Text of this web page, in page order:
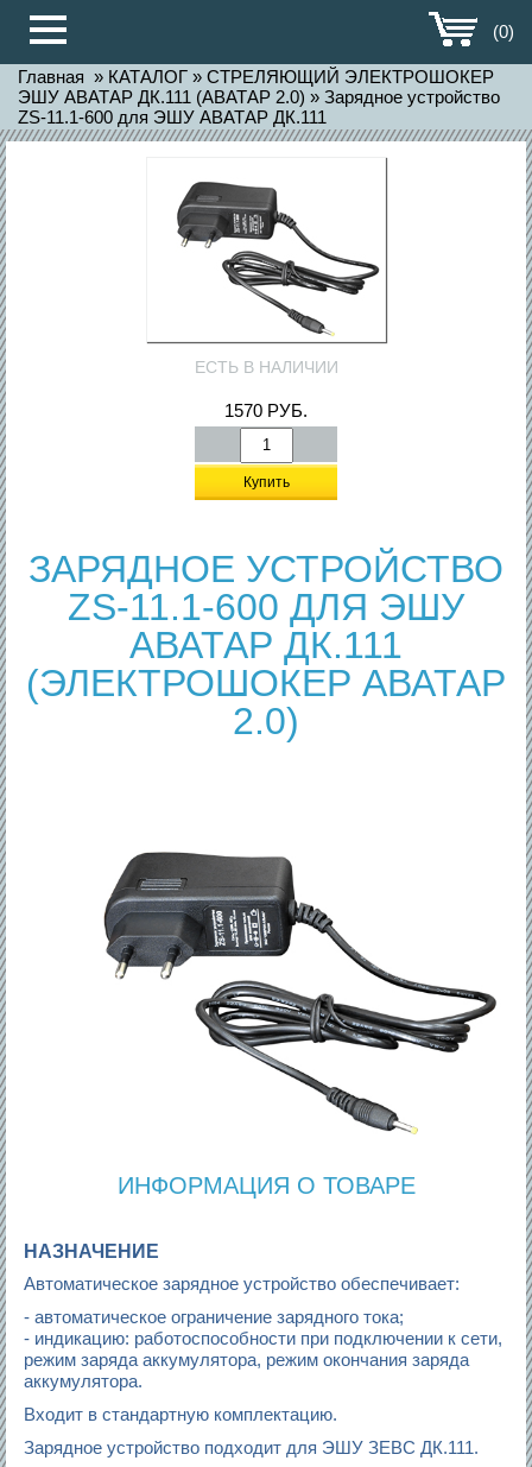
(0)
Главная » КАТАЛОГ » СТРЕЛЯЮЩИЙ ЭЛЕКТРОШОКЕР
ЭШУ АВАТАР ДК.111 (АВАТАР 2.0) » Зарядное устройство
ZS-11.1-600 для ЭШУ АВАТАР ДК.111
ЕСТЬ В НАЛИЧИИ
1570 РУБ.
Купить
ЗАРЯДНОЕ УСТРОЙСТВО
ZS-11.1-600 ДЛЯ ЭШУ
АВАТАР ДК.111
(ЭЛЕКТРОШОКЕР АВАТАР
2.0)
ИНФОРМАЦИЯ О ТОВАРЕ
НАЗНАЧЕНИЕ
Автоматическое зарядное устройство обеспечивает:
- автоматическое ограничение зарядного тока;
- индикацию: работоспособности при подключении к сети,
режим заряда аккумулятора, режим окончания заряда
аккумулятора.
Входит в стандартную комплектацию.
Зарядное устройство подходит для ЭШУ ЗЕВС ДК.111.